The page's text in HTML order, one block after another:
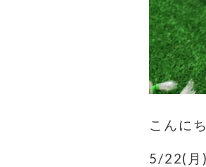
こんに
5/22(月